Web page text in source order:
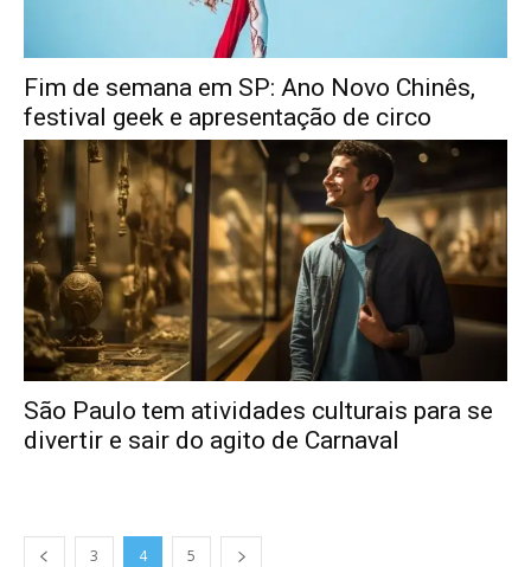
Fim de semana em SP: Ano Novo Chinês,
festival geek e apresentação de circo
São Paulo tem atividades culturais para se
divertir e sair do agito de Carnaval
3 4 5